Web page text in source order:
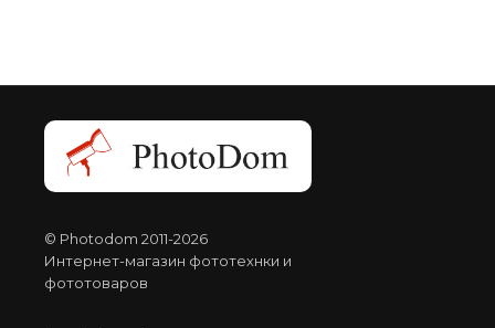
© Photodom 2011-2026
Интернет-магазин фототехнки и
фототоваров